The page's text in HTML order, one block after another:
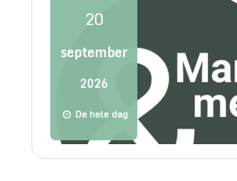
20
september
2026
De hele dag